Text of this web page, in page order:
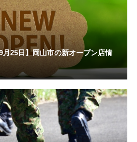
月25日】岡山市の新オープン店情